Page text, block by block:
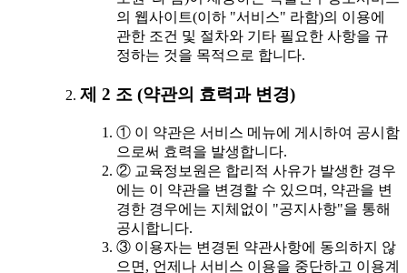
의 웹사이트(이하 "서비스" 라함)의 이용에
관한 조건 및 절차와 기타 필요한 사항을 규
정하는 것을 목적으로 합니다.
제 2 조 (약관의 효력과 변경)
① 이 약관은 서비스 메뉴에 게시하여 공시함
으로써 효력을 발생합니다.
② 교육정보원은 합리적 사유가 발생한 경우
에는 이 약관을 변경할 수 있으며, 약관을 변
경한 경우에는 지체없이 "공지사항"을 통해
공시합니다.
③ 이용자는 변경된 약관사항에 동의하지 않
으면, 언제나 서비스 이용을 중단하고 이용계